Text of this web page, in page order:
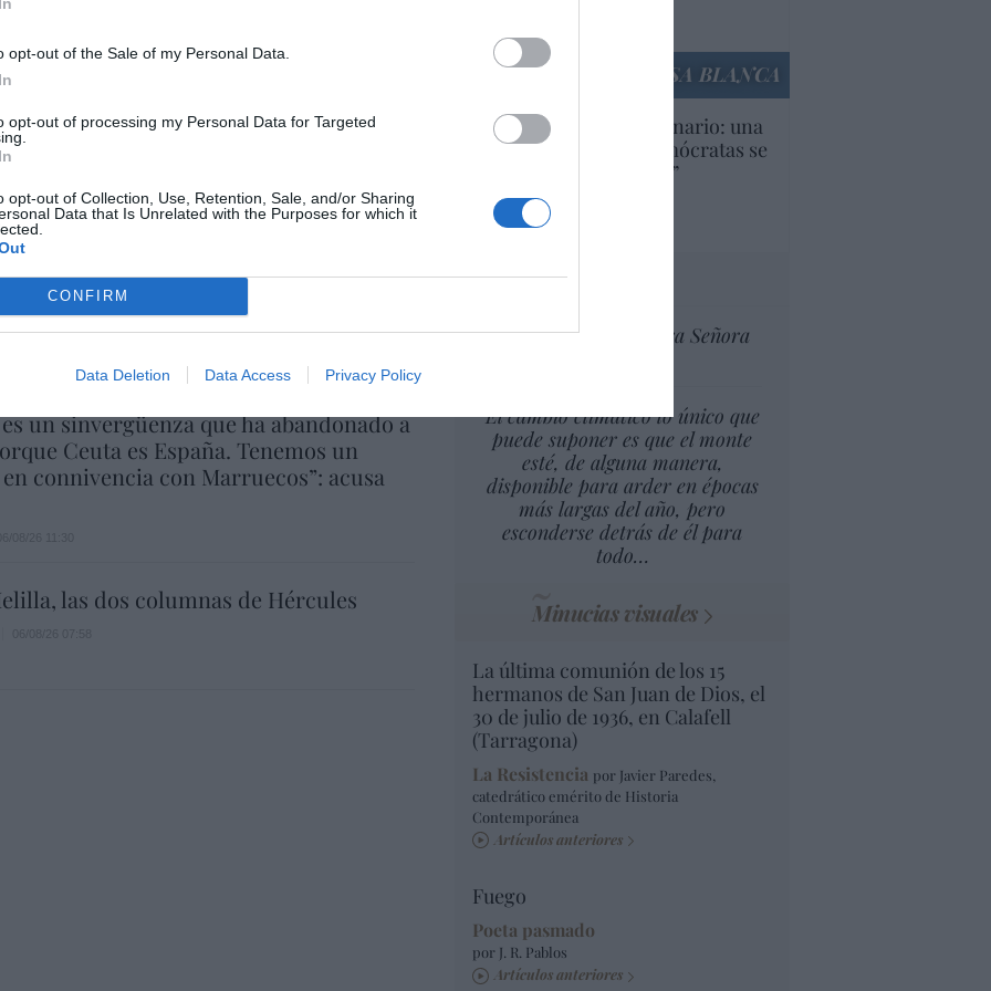
opt-out of the Sale of my Personal Data.
opt-out of processing my Personal Data for Targeted
opt-out of Collection, Use, Retention, Sale, and/or Sharing
Data that Is Unrelated with the Purposes for which it
CONFIRM
Data Deletion Data Access Privacy Policy
los 126 millones de euros, un 10% más
08/26 12:36
‘engordando’ su ventas gracias a sus
estrella: Mounjaro (contra la
08/26 11:28
'Mojamé'
08/26 11:16
un sinvergüenza que ha abandonado a
Ceuta es España. Tenemos un
connivencia con Marruecos”: acusa
las dos columnas de Hércules
LA CASA BLANCA
EEUU. Inquietante escenario: una
tercera parte de los demócratas se
define como “socialista”
por Ignacio Aguirre
Artículos anteriores
Cartas al director
Ceuta celebra Nuestra Señora
El cambio climático lo único que
puede suponer es que el monte
esté, de alguna manera,
disponible para arder en épocas
más largas del año, pero
esconderse detrás de él para
todo…
Minucias visuales
La última comunión de los 15
hermanos de San Juan de Dios, el
30 de julio de 1936, en Calafell
(Tarragona)
La Resistencia por Javier Paredes,
catedrático emérito de Historia
Contemporánea
Artículos anteriores
Fuego
Poeta pasmado
por J. R. Pablos
Artículos anteriores